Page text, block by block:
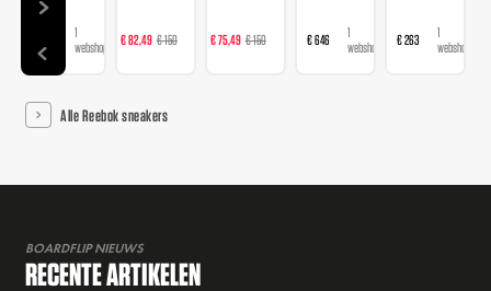
1
webshop
€ 82,49 € 150
webshop
€ 75,49 € 150
webshop€ 646
1
webshop
€ 263
1
webshop
Alle Reebok sneakers
BOARDFLIP NIEUWS
RECENTE ARTIKELEN